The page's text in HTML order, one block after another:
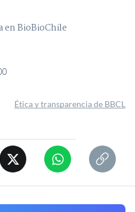
en BioBioChile
Ética y transparencia de BBCL